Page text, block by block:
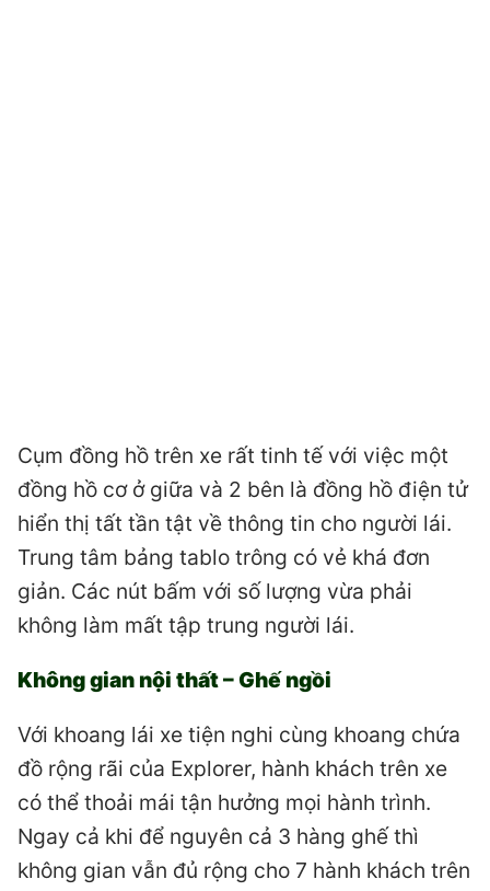
Cụm đồng hồ trên xe rất tinh tế với việc một
đồng hồ cơ ở giữa và 2 bên là đồng hồ điện tử
hiển thị tất tần tật về thông tin cho người lái.
Trung tâm bảng tablo trông có vẻ khá đơn
giản. Các nút bấm với số lượng vừa phải
không làm mất tập trung người lái.
Không gian nội thất – Ghế ngồi
Với khoang lái xe tiện nghi cùng khoang chứa
đồ rộng rãi của Explorer, hành khách trên xe
có thể thoải mái tận hưởng mọi hành trình.
Ngay cả khi để nguyên cả 3 hàng ghế thì
không gian vẫn đủ rộng cho 7 hành khách trên